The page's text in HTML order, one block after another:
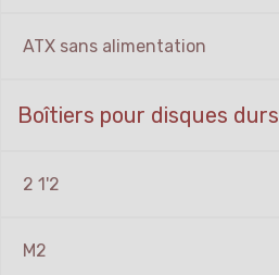
ATX sans alimentation
Boîtiers pour disques durs
2 1'2
M2